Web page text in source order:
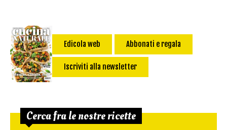
Edicola web Abbonati e regala
Iscriviti alla newsletter
Cerca fra le nostre ricette